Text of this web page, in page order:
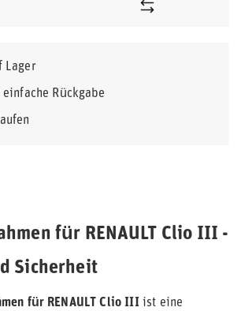
Lager
einfache Rückgabe
für RENAULT Clio III -
Sicherheit
für RENAULT Clio IIIist eine